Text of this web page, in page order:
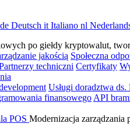
de Deutsch it Italiano nl
po giełdy kryptowalut,
jakością Społeczna
techniczni Certyfikaty
Usługi doradztwa ds.
finansowego API
POS Modernizacja zarządzania